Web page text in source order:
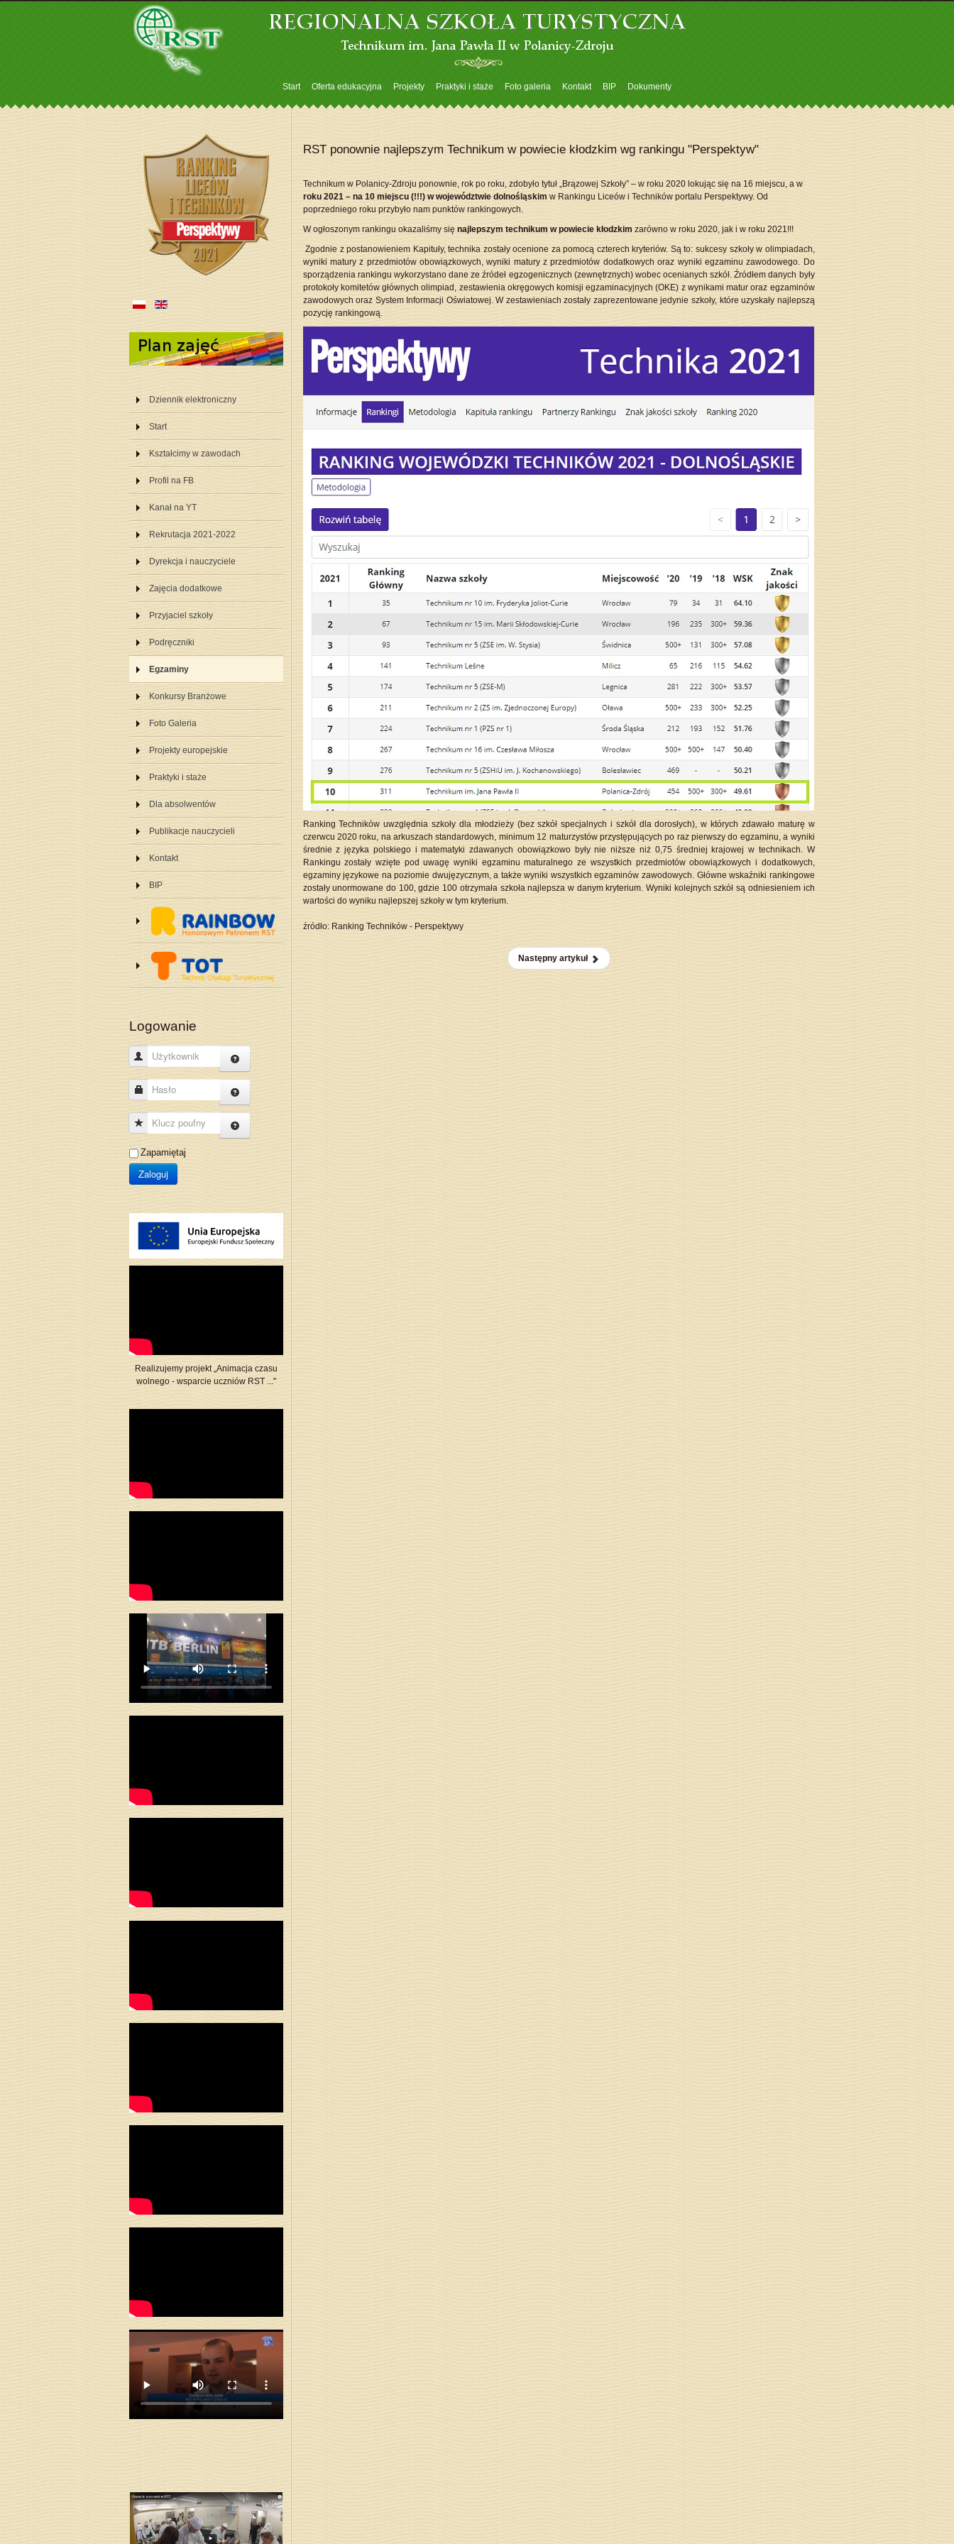
Start Oferta edukacyjna Projekty Praktyki i staże Foto galeria Kontakt BIP Dokumenty
RST ponownie najlepszym Technikum w powiecie kłodzkim wg rankingu "Perspektyw"
Technikum w Polanicy-Zdroju ponownie, rok po roku, zdobyło tytuł „Brązowej Szkoły” – w roku 2020 lokując się na 16 miejscu, a w
roku 2021 – na 10 miejscu (!!!) w województwie dolnośląskim w Rankingu Liceów i Techników portalu Perspektywy. Od
poprzedniego roku przybyło nam punktów rankingowych.
W ogłoszonym rankingu okazaliśmy się najlepszym technikum w powiecie kłodzkim zarówno w roku 2020, jak i w roku 2021!!!
Zgodnie z postanowieniem Kapituły, technika zostały ocenione za pomocą czterech kryteriów. Są to: sukcesy szkoły w olimpiadach,
wyniki matury z przedmiotów obowiązkowych, wyniki matury z przedmiotów dodatkowych oraz wyniki egzaminu zawodowego. Do
sporządzenia rankingu wykorzystano dane ze źródeł egzogenicznych (zewnętrznych) wobec ocenianych szkół. Źródłem danych były
protokoły komitetów głównych olimpiad, zestawienia okręgowych komisji egzaminacyjnych (OKE) z wynikami matur oraz egzaminów
zawodowych oraz System Informacji Oświatowej. W zestawieniach zostały zaprezentowane jedynie szkoły, które uzyskały najlepszą
pozycję rankingową.
Ranking Techników uwzględnia szkoły dla młodzieży (bez szkół specjalnych i szkół dla dorosłych), w których zdawało maturę w
czerwcu 2020 roku, na arkuszach standardowych, minimum 12 maturzystów przystępujących po raz pierwszy do egzaminu, a wyniki
średnie z języka polskiego i matematyki zdawanych obowiązkowo były nie niższe niż 0,75 średniej krajowej w technikach. W
Rankingu zostały wzięte pod uwagę wyniki egzaminu maturalnego ze wszystkich przedmiotów obowiązkowych i dodatkowych,
egzaminy językowe na poziomie dwujęzycznym, a także wyniki wszystkich egzaminów zawodowych. Główne wskaźniki rankingowe
zostały unormowane do 100, gdzie 100 otrzymała szkoła najlepsza w danym kryterium. Wyniki kolejnych szkół są odniesieniem ich
wartości do wyniku najlepszej szkoły w tym kryterium.
źródło: Ranking Techników - Perspektywy
Następny artykuł
Dziennik elektroniczny
Start
Kształcimy w zawodach
Profil na FB
Kanał na YT
Rekrutacja 2021-2022
Dyrekcja i nauczyciele
Zajęcia dodatkowe
Przyjaciel szkoły
Podręczniki
Egzaminy
Konkursy Branżowe
Foto Galeria
Projekty europejskie
Praktyki i staże
Dla absolwentów
Publikacje nauczycieli
Kontakt
BIP
Logowanie
Użytkownik
Hasło
Klucz poufny
Zapamiętaj
Zaloguj
Realizujemy projekt „Animacja czasu
wolnego - wsparcie uczniów RST ..."